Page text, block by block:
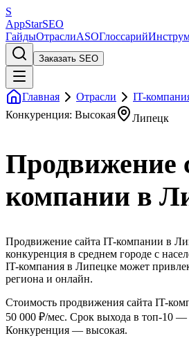
S
AppStarSEO
ГайдыОтраслиASOГлоссарий
Заказать SEO
Главная Отрасли IT-
Конкуренция: Высокая
Липецк
Продвижение
компании в
Продвижение сайта IT-компании в
конкуренция в среднем городе с
IT-компания в Липецке может
региона и онлайн.
Стоимость продвижения сайта IT-
50 000 ₽/мес. Срок выхода в топ-10 —
Конкуренция — высокая.